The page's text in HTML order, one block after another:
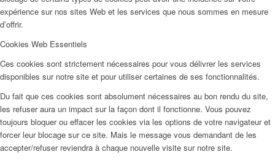
expérience sur nos sites Web et les services que nous sommes en mesure
d’offrir.
Cookies Web Essentiels
Ces cookies sont strictement nécessaires pour vous délivrer les services
disponibles sur notre site et pour utiliser certaines de ses fonctionnalités.
Du fait que ces cookies sont absolument nécessaires au bon rendu du site,
les refuser aura un impact sur la façon dont il fonctionne. Vous pouvez
toujours bloquer ou effacer les cookies via les options de votre navigateur et
forcer leur blocage sur ce site. Mais le message vous demandant de les
accepter/refuser reviendra à chaque nouvelle visite sur notre site.